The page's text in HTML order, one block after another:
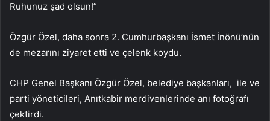
Ruhunuz şad olsun!”
Özgür Özel, daha sonra 2. Cumhurbaşkanı İsmet İnönü’nün
de mezarını ziyaret etti ve çelenk koydu.
CHP Genel Başkanı Özgür Özel, belediye başkanları, ile ve
parti yöneticileri, Anıtkabir merdivenlerinde anı fotoğrafı
çektirdi.